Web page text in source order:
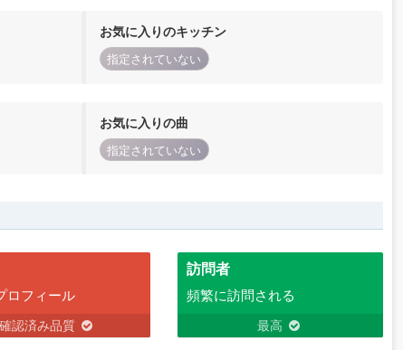
お気に入りのキッチン
指定されていない
お気に入りの曲
指定されていない
ロフィール
確認済み品質
訪問者
頻繁に訪問される
最高